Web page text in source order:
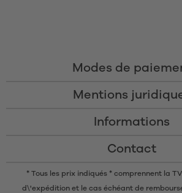
Modes de
Mentions
Informations
Contact
* Tous les prix indiqués * comprennent la
d\'expédition et le cas échéant de